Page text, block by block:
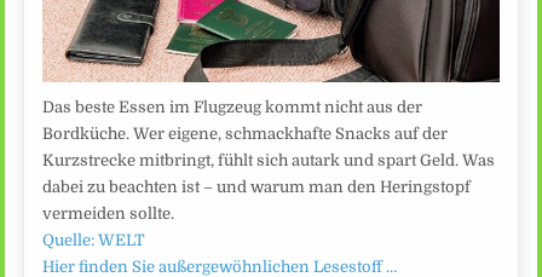
Das beste Essen im Flugzeug kommt nicht aus der
Bordküche. Wer eigene, schmackhafte Snacks auf der
Kurzstrecke mitbringt, fühlt sich autark und spart Geld. Was
dabei zu beachten ist – und warum man den Heringstopf
vermeiden sollte.
Quelle: WELT
Hier finden Sie außergewöhnlichen Lesestoff …